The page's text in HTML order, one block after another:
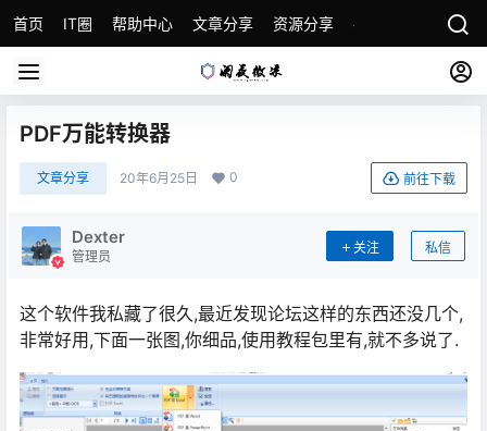
首页 IT圈 帮助中心 文章分享 资源分享 各种教程 关于本
PDF万能转换器
文章分享 20年6月25日 0 前往下载
Dexter
管理员
关注 私信
这个软件我私藏了很久,最近发现论坛这样的东西还没几个,
非常好用,下面一张图,你细品,使用教程包里有,就不多说了.